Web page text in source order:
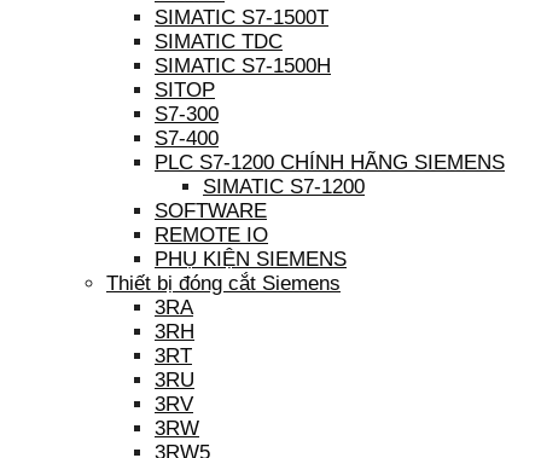
SIMATIC S7-1500T
SIMATIC TDC
SIMATIC S7-1500H
SITOP
S7-300
S7-400
PLC S7-1200 CHÍNH HÃNG SIEMENS
SIMATIC S7-1200
SOFTWARE
REMOTE IO
PHỤ KIỆN SIEMENS
Thiết bị đóng cắt Siemens
3RA
3RH
3RT
3RU
3RV
3RW
3RW5